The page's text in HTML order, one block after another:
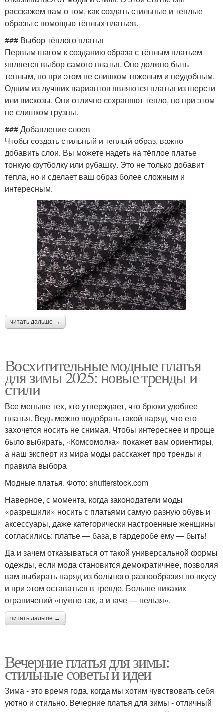
расскажем вам о том, как создать стильные и теплые
образы с помощью тёплых платьев.
### Выбор тёплого платья
Первым шагом к созданию образа с тёплым платьем
является выбор самого платья. Оно должно быть
теплым, но при этом не слишком тяжелым и неудобным.
Одним из лучших вариантов являются платья из шерсти
или вискозы. Они отлично сохраняют тепло, но при этом
не слишком грузны.
### Добавление слоев
Чтобы создать стильный и теплый образ, важно
добавить слои. Вы можете надеть на тёплое платье
тонкую футболку или рубашку. Это не только добавит
тепла, но и сделает ваш образ более сложным и
интересным.
читать дальше →
Восхитительные модные платья
для зимы 2025: новые тренды и
стили
Все меньше тех, кто утверждает, что брюки удобнее
платья. Ведь можно подобрать такой наряд, что его
захочется носить не снимая. Чтобы интереснее и проще
было выбирать, «Комсомолка» покажет вам ориентиры,
а наш эксперт из мира моды расскажет про тренды и
правила выбора
Модные платья. Фото: shutterstock.com
Наверное, с момента, когда законодатели моды
«разрешили» носить с платьями самую разную обувь и
аксессуары, даже категорически настроенные женщины
согласились: платье — база, в гардеробе ему — быть!
Да и зачем отказываться от такой универсальной формы
одежды, если мода становится демократичнее, позволяя
вам выбирать наряд из большого разнообразия по вкусу
и при этом оставаться в тренде. Больше никаких
ограничений «нужно так, а иначе — нельзя».
читать дальше →
Вечерние платья для зимы:
стильные советы и идеи
Зима - это время года, когда мы хотим чувствовать себя
уютно и стильно. Вечерние платья для зимы - отличный